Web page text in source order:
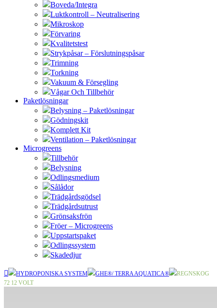
Boveda/Integra
Luktkontroll – Neutralisering
Mikroskop
Förvaring
Kvalitetstest
Strykpåsar – Förslutningspåsar
Trimning
Torkning
Vakuum & Försegling
Vågar Och Tillbehör
Paketlösningar
Belysning – Paketlösningar
Gödningskit
Komplett Kit
Ventilation – Paketlösningar
Microgreens
Tillbehör
Belysning
Odlingsmedium
Sålådor
Trädgårdsgödsel
Trädgårdsutrust
Grönsaksfrön
Fröer – Microgreens
Uppstartspaket
Odlingssystem
Skadedjur
HYDROPONISKA SYSTEM GHE®/ TERRA AQUATICA®
REGNSKOG
72 12 VOLT